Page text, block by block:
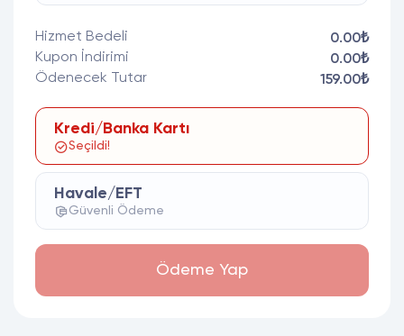
Hizmet Bedeli
0.00₺
Kupon İndirimi
0.00₺
Ödenecek Tutar
159.00₺
Kredi/Banka Kartı
Seçildi!
Havale/EFT
Güvenli Ödeme
Ödeme Yap